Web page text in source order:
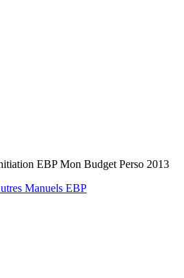
EBP Mon Budget Perso 2013
Manuels EBP